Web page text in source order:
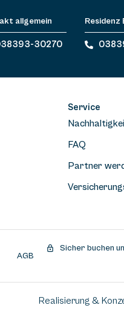
allgemein
30270
Residenz
Service
FAQ
Partner
AGB
Sicher buchen
Realisierung &